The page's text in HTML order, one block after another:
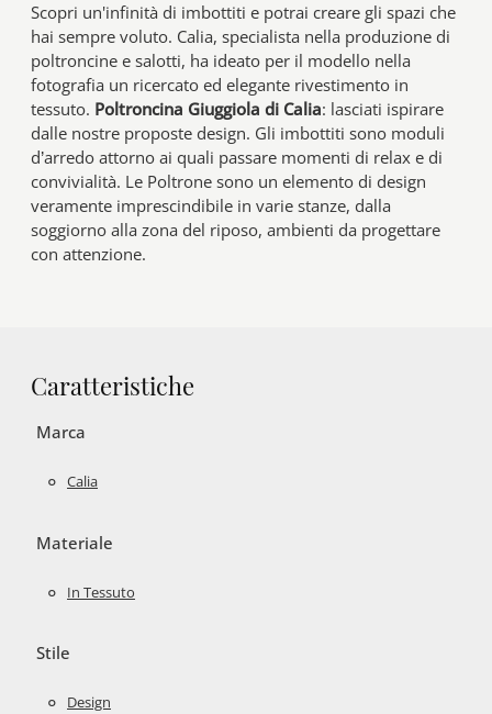
Scopri un'infinità di imbottiti e potrai creare gli spazi che
hai sempre voluto. Calia, specialista nella produzione di
poltroncine e salotti, ha ideato per il modello nella
fotografia un ricercato ed elegante rivestimento in
tessuto. Poltroncina Giuggiola di Calia: lasciati ispirare
dalle nostre proposte design. Gli imbottiti sono moduli
d’arredo attorno ai quali passare momenti di relax e di
convivialità. Le Poltrone sono un elemento di design
veramente imprescindibile in varie stanze, dalla
soggiorno alla zona del riposo, ambienti da progettare
con attenzione.
Caratteristiche
Marca
Calia
Materiale
In Tessuto
Stile
Design